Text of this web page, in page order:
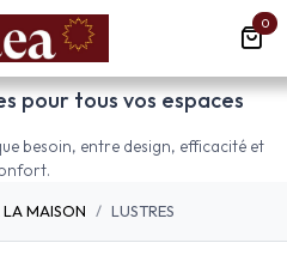
0
pour tous vos espaces
besoin, entre design, efficacité et
LA MAISON LUSTRES